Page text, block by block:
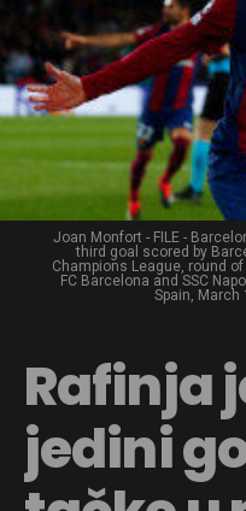
Joan Monfort - FILE -
third goal scored by
Champions League, round
FC Barcelona and SSC
Spain, March
Rafinja
jedini